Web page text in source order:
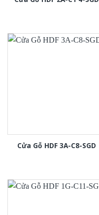
Cửa Gỗ HDF 3A-C8-SGD